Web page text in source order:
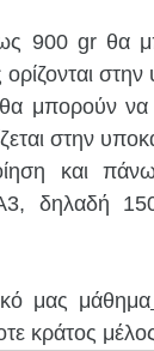
gr θα
μπορούν να
στην
και
δηλαδή
μας μάθημα
κράτος